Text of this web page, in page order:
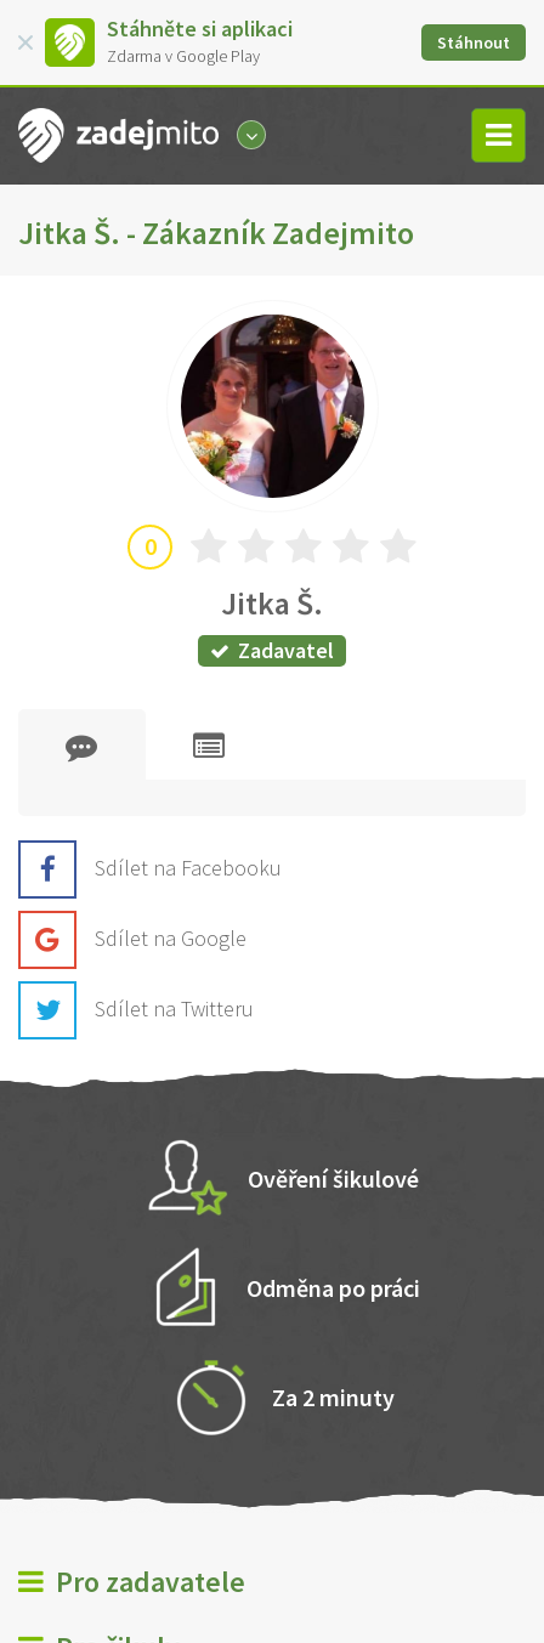
Stáhněte si aplikaci
Zdarma v Google Play
Stáhnout
Jitka Š. - Zákazník Zadejmito
0
Jitka Š.
Zadavatel
Sdílet na Facebooku
Sdílet na Google
Sdílet na Twitteru
Ověření šikulové
Odměna po práci
Za 2 minuty
Pro zadavatele